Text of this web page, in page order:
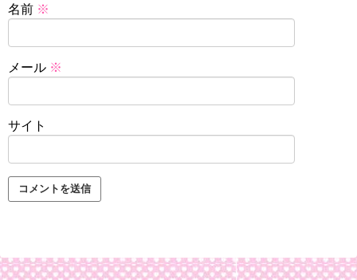
名前 ※
メール ※
サイト